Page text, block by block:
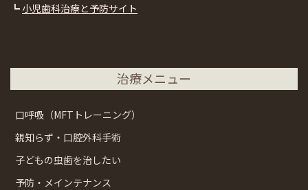
┗ 小児歯科治療と予防サイト
治療メニュー
口呼吸（MFTトレーニング）
親知らず・口腔外科手術
子どもの虫歯を治したい
予防・メインテナンス